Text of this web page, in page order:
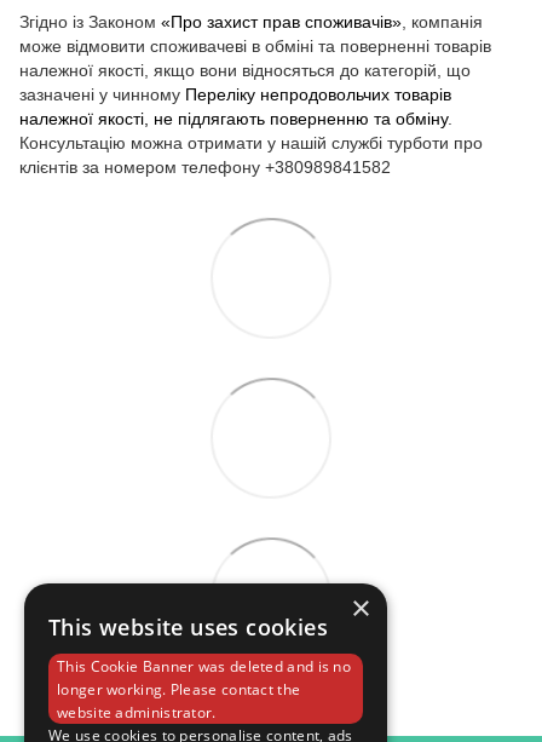
Згідно із Законом «Про захист прав споживачів» , компанія
може відмовити споживачеві в обміні та поверненні товарів
належної якості, якщо вони відносяться до категорій, що
зазначені у чинному Переліку непродовольчих товарів
належної якості, не підлягають поверненню та обміну.
Консультацію можна отримати у нашій службі турботи про
клієнтів за номером телефону +380989841582
×
This website uses cookies
This Cookie Banner was deleted and is no
longer working. Please contact the
website administrator.
We use cookies to personalise content, ads